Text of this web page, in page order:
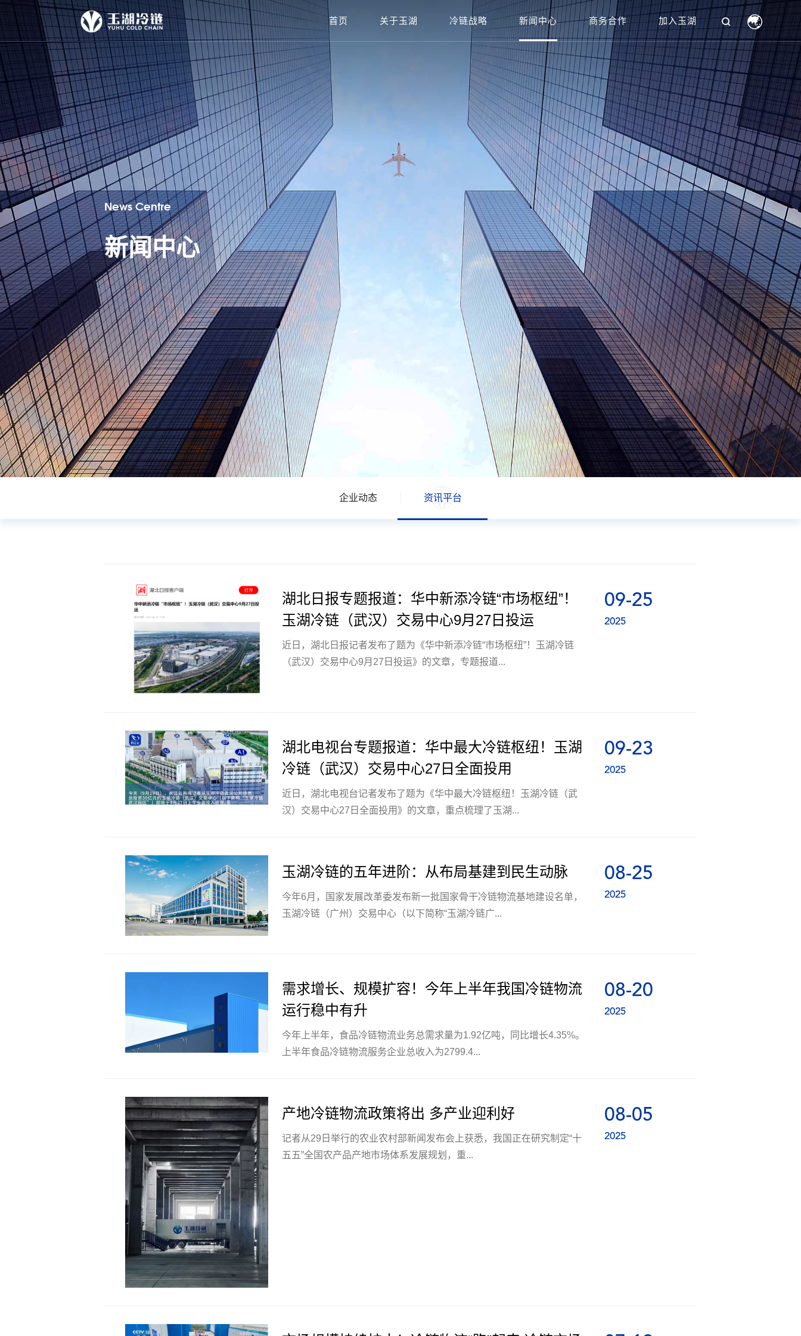
首页 关于玉湖 冷链战略 新闻中心 商务合作 加入玉湖
News Centre
新闻中心
企业动态 资讯平台
09-25
2025
湖北日报专题报道：华中新添冷链“市场枢纽”！
玉湖冷链（武汉）交易中心9月27日投运
近日，湖北日报记者发布了题为《华中新添冷链“市场枢纽”！玉湖冷链
（武汉）交易中心9月27日投运》的文章，专题报道...
09-23
2025
湖北电视台专题报道：华中最大冷链枢纽！玉湖
冷链（武汉）交易中心27日全面投用
近日，湖北电视台记者发布了题为《华中最大冷链枢纽！玉湖冷链（武
汉）交易中心27日全面投用》的文章，重点梳理了玉湖...
08-25
2025
玉湖冷链的五年进阶：从布局基建到民生动脉
今年6月，国家发展改革委发布新一批国家骨干冷链物流基地建设名单，
玉湖冷链（广州）交易中心（以下简称“玉湖冷链广...
08-20
2025
需求增长、规模扩容！今年上半年我国冷链物流
运行稳中有升
今年上半年，食品冷链物流业务总需求量为1.92亿吨，同比增长4.35%。
上半年食品冷链物流服务企业总收入为2799.4...
08-05
2025
产地冷链物流政策将出 多产业迎利好
记者从29日举行的农业农村部新闻发布会上获悉，我国正在研究制定“十
五五”全国农产品产地市场体系发展规划，重...